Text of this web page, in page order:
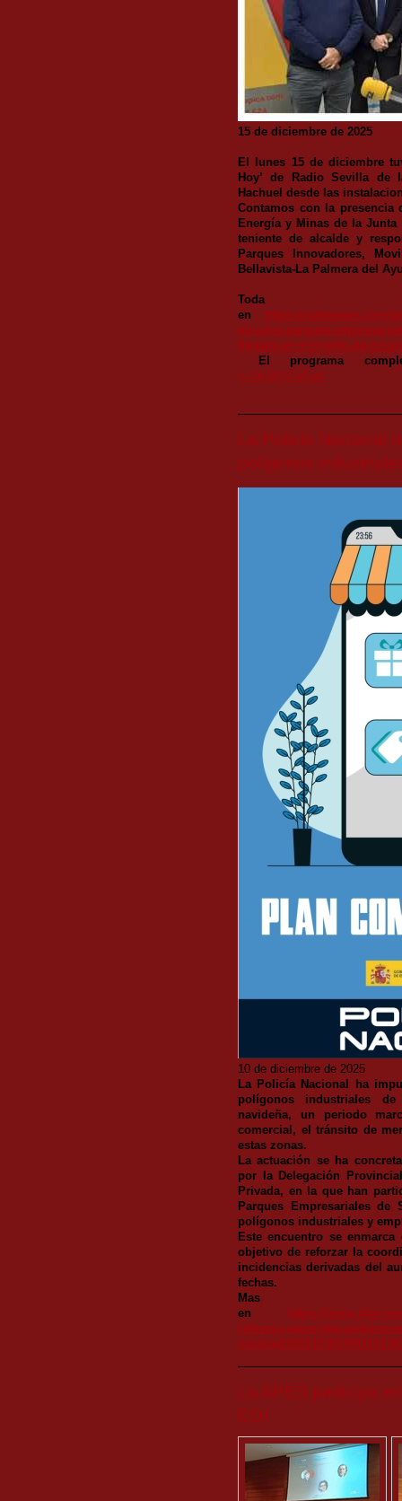
15 de diciembre de 2025
El lunes 15 de diciembre
Hoy’ de Radio Sevilla de
Hachuel desde las
Contamos con la presencia
Energía y Minas de la
teniente de alcalde y
Parques Innovadores,
Bellavista-La Palmera del
Toda la
en
https://cadenaser.com/
pica-los-parques-
llegado-el-momento-de-
El programa
v=Jn0X8V5rGu4
La Policía Nacional
polígonos
10 de diciembre de 2025
La Policía Nacional ha
polígonos industriales
navideña, un periodo
comercial, el tránsito de
estas zonas.
La actuación se ha
por la Delegación
Privada, en la que han
Parques Empresariales de
polígonos industriales y
Este encuentro se
objetivo de reforzar la
incidencias derivadas del
fechas.
Mas
en
https://
refuerza-seguridad-
navidad/
La APES participa
EOI